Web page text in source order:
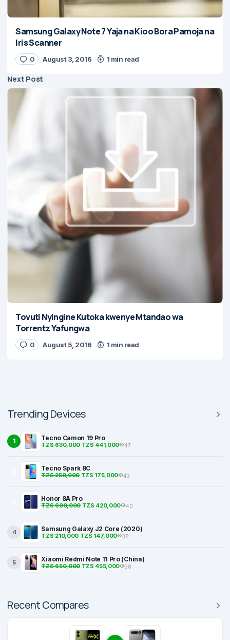
Samsung Galaxy Note 7 Yaja na Kioo Bora Pamoja na
Iris Scanner
0 August 3, 2016 1 min read
Next Post
Tovuti Nyingine Kutoka kwenye Mtandao wa
Torrentz Yafungwa
0 August 5, 2016 1 min read
Trending Devices
1 Tecno Camon 19 Pro
TZS 630,000TZS 441,000 47
Tecno Spark 8C
TZS 250,000TZS 175,000 43
Honor 8A Pro
TZS 600,000TZS 420,000 40
4 Samsung Galaxy J2 Core (2020)
TZS 210,000TZS 147,000 38
5 Xiaomi Redmi Note 11 Pro (China)
TZS 650,000TZS 455,000 38
Recent Compares